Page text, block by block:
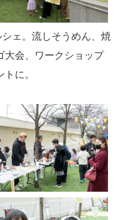
ェ。流しそうめん、焼
大会、ワークショップ
に。